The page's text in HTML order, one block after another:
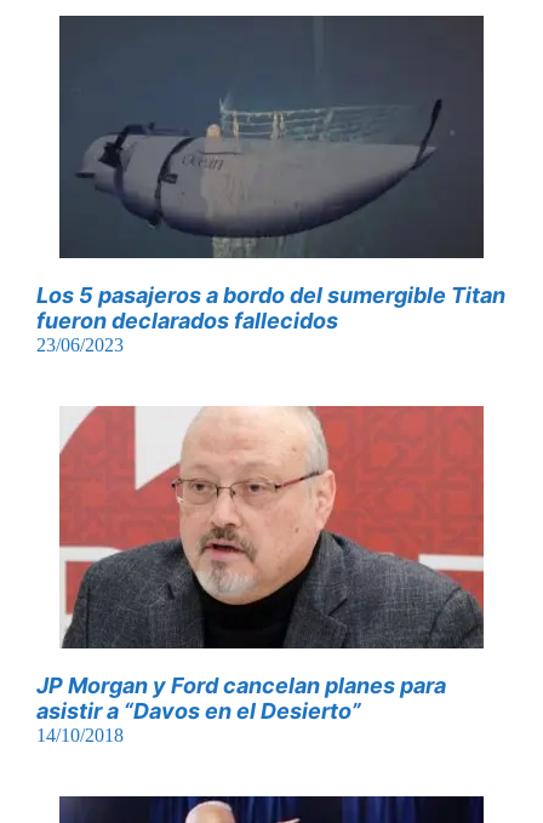
Los 5 pasajeros a bordo del sumergible Titan
fueron declarados fallecidos
23/06/2023
JP Morgan y Ford cancelan planes para
asistir a “Davos en el Desierto”
14/10/2018